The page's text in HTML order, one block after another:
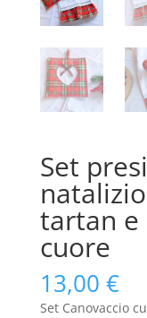
Set
tartan e
cuore
13,00 €
Set Canovaccio